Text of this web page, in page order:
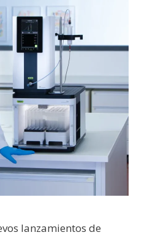
lanzamientos de